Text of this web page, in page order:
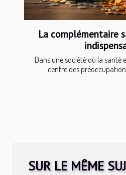
La complémentaire
Dans une société où la santé
centre des
SUR LE MÊME